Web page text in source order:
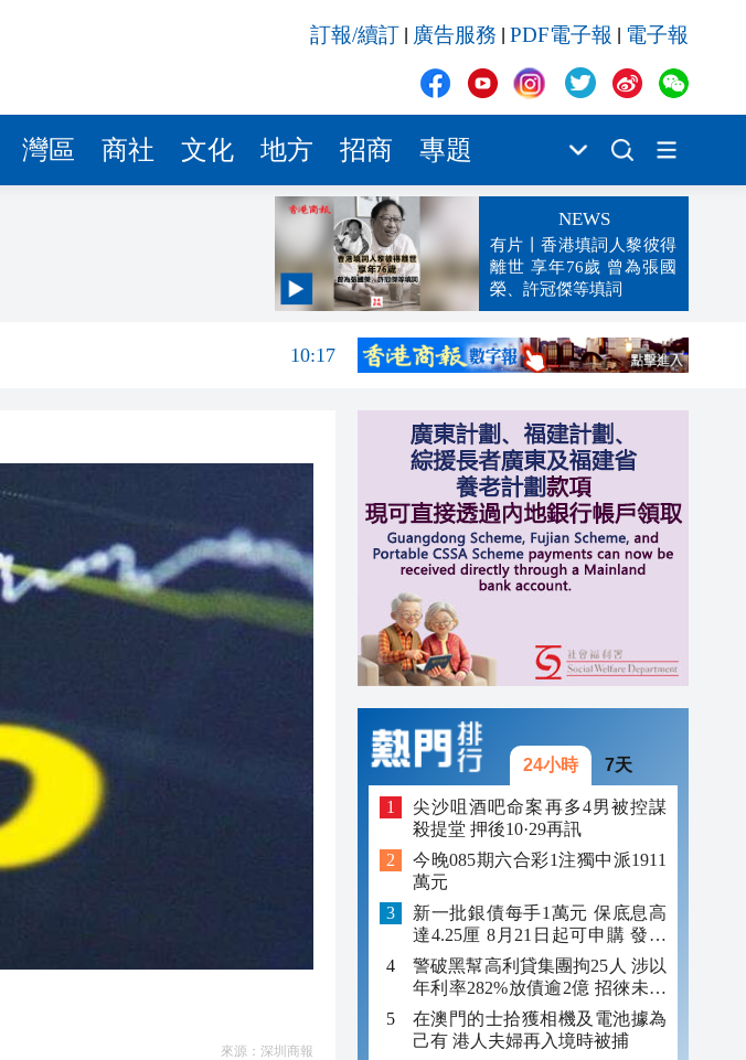
訂報/續訂 廣告服務 PDF電子報 電子報
灣區 商社 文化 地方 招商 專題
NEWS
有片丨香港填詞人黎彼得
離世 享年76歲 曾為張國
榮、許冠傑等填詞
10:17
價漲近2%
10:06
10:00
09:58
來源： 深圳商報
24小時 7天
尖沙咀酒吧命案再多4男被控謀
殺提堂 押後10·29再訊
今晚085期六合彩1注獨中派1911
萬元
新一批銀債每手1萬元 保底息高
達4.25厘 8月21日起可申購 發行
金額最多550億
警破黑幫高利貸集團拘25人 涉以
年利率282%放債逾2億 招徠未成
年追數
在澳門的士拾獲相機及電池據為
己有 港人夫婦再入境時被捕